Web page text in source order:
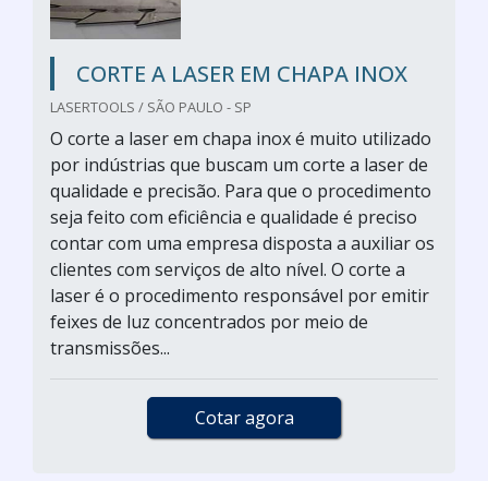
CORTE A LASER EM CHAPA INOX
LASERTOOLS / SÃO PAULO - SP
O corte a laser em chapa inox é muito utilizado
por indústrias que buscam um corte a laser de
qualidade e precisão. Para que o procedimento
seja feito com eficiência e qualidade é preciso
contar com uma empresa disposta a auxiliar os
clientes com serviços de alto nível. O corte a
laser é o procedimento responsável por emitir
feixes de luz concentrados por meio de
transmissões...
Cotar agora